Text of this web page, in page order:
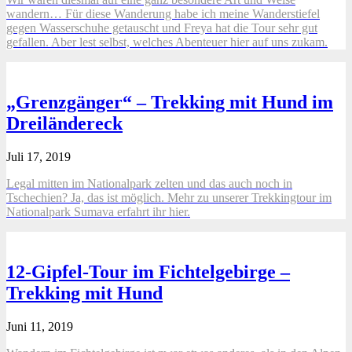
wandern… Für diese Wanderung habe ich meine Wanderstiefel
gegen Wasserschuhe getauscht und Freya hat die Tour sehr gut
gefallen. Aber lest selbst, welches Abenteuer hier auf uns zukam.
„Grenzgänger“ – Trekking mit Hund im
Dreiländereck
Juli 17, 2019
Legal mitten im Nationalpark zelten und das auch noch in
Tschechien? Ja, das ist möglich. Mehr zu unserer Trekkingtour im
Nationalpark Sumava erfahrt ihr hier.
12-Gipfel-Tour im Fichtelgebirge –
Trekking mit Hund
Juni 11, 2019